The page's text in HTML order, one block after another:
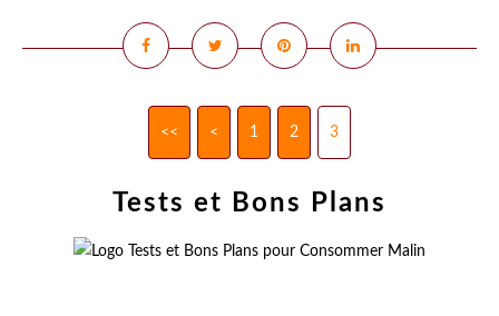
<< < 1 2 3
Tests et Bons Plans